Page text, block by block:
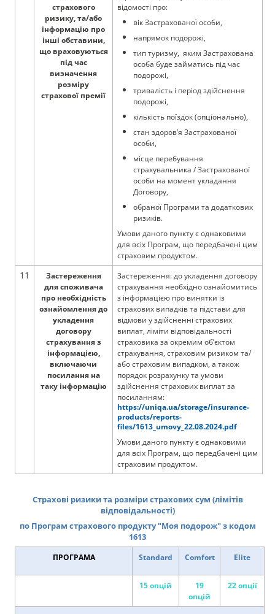
страхового
ризику, та/або
інформацію про
інші обставини,
що враховуються
під час
визначення
розміру
страхової премії
відомості про:
вік Застрахованої особи,
напрямок подорожі,
тип туризму, яким Застрахована
особа буде займатись під час
подорожі,
тривалість і період здійснення
подорожі,
кількість поїздок (опціонально),
стан здоров’я Застрахованої
особи,
місце перебування
страхувальника / Застрахованої
особи на момент укладання
Договору,
обраної Програми та додаткових
ризиків.
Умови даного пункту є однаковими
для всіх Програм, що передбачені цим
страховим продуктом.
11
Застереження
для споживача
про необхідність
ознайомлення до
укладення
договору
страхування з
інформацією,
включаючи
посилання на
таку інформацію
Застереження: до укладення договору
страхування необхідно ознайомитись
з інформацією про винятки із
страхових випадків та підстави для
відмови у здійсненні страхових
виплат, ліміти відповідальності
страховика за окремим об’єктом
страхування, страховим ризиком та/
або страховим випадком, а також
порядок розрахунку та умови
здійснення страхових виплат за
посиланням:
https://uniqa.ua/storage/insurance-
products/reports-
files/1613_umovy_22.08.2024.pdf
Умови даного пункту є однаковими
для всіх Програм, що передбачені цим
страховим продуктом.
Страхові ризики та розміри страхових сум (лімітів
відповідальності)
по Програм страхового продукту "Моя подорож" з кодом
1613
ПРОГРАМА Standard Comfort Elite
15 опцій
19
опцій
22 опції